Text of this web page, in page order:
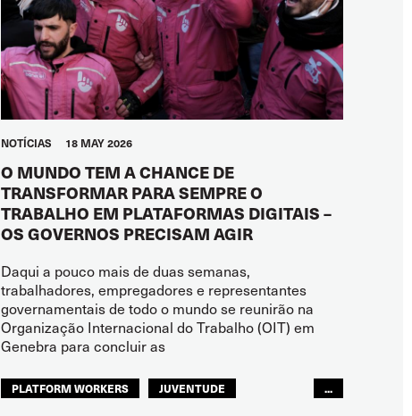
NOTÍCIAS 18 MAY 2026
O MUNDO TEM A CHANCE DE
TRANSFORMAR PARA SEMPRE O
TRABALHO EM PLATAFORMAS DIGITAIS –
OS GOVERNOS PRECISAM AGIR
Daqui a pouco mais de duas semanas,
trabalhadores, empregadores e representantes
governamentais de todo o mundo se reunirão na
Organização Internacional do Trabalho (OIT) em
Genebra para concluir as
PLATFORM WORKERS
JUVENTUDE
...